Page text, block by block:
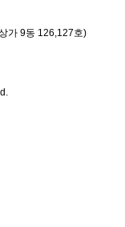
가 9동 126,127호)